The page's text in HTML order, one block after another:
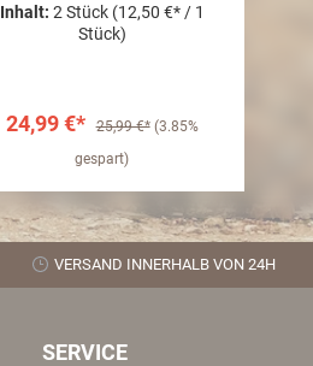
Inhalt: 2 Stück (12,50 €* / 1
Stück)
24,99 €* 25,99 €* (3.85%
gespart)
In den Warenkorb
VERSAND INNERHALB VON 24H
SERVICE